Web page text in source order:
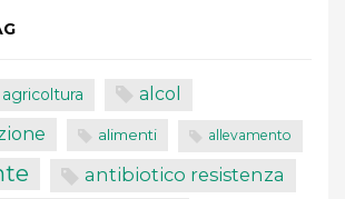
agricoltura alcol
alimenti allevamento
antibiotico resistenza